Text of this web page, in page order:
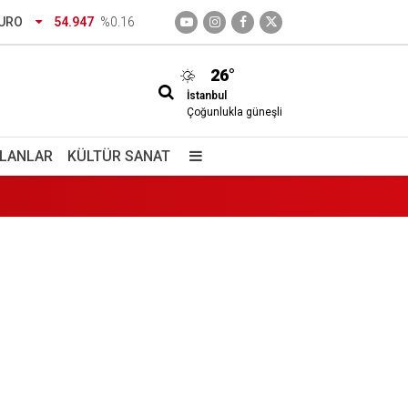
54.947 %0.16
26°
İstanbul
Çoğunlukla güneşli
KÜLTÜR SANAT
Mehmet Ziya Gökalp kimdir?